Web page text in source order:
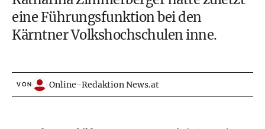
eine Führungsfunktion bei den
Kärntner Volkshochschulen inne.
VON Online-Redaktion News.at